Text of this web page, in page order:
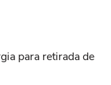
para retirada de